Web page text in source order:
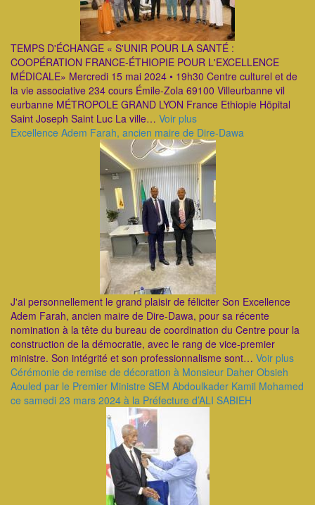
TEMPS D'ÉCHANGE « S'UNIR POUR LA SANTÉ :
COOPÉRATION FRANCE-ÉTHIOPIE POUR L'EXCELLENCE
MÉDICALE» Mercredi 15 mai 2024 • 19h30 Centre culturel et de
la vie associative 234 cours Émile-Zola 69100 Villeurbanne vil
eurbanne MÉTROPOLE GRAND LYON France Ethiopie Höpital
Saint Joseph Saint Luc La ville… Voir plus
Excellence Adem Farah, ancien maire de Dire-Dawa
J'ai personnellement le grand plaisir de féliciter Son Excellence
Adem Farah, ancien maire de Dire-Dawa, pour sa récente
nomination à la tête du bureau de coordination du Centre pour la
construction de la démocratie, avec le rang de vice-premier
ministre. Son intégrité et son professionnalisme sont… Voir plus
Cérémonie de remise de décoration à Monsieur Daher Obsieh
Aouled par le Premier Ministre SEM Abdoulkader Kamil Mohamed
ce samedi 23 mars 2024 à la Préfecture d’ALI SABIEH